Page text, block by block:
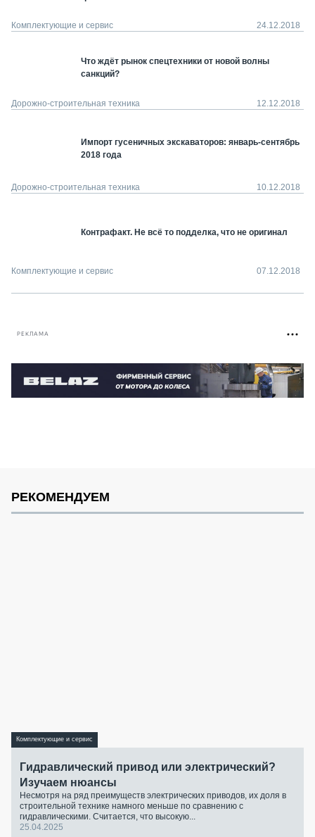
РЕКЛАМА
Комплектующие и сервис 24.12.2018
Что ждёт рынок спецтехники от новой волны
санкций?
Дорожно-строительная техника 12.12.2018
Импорт гусеничных экскаваторов: январь-сентябрь
2018 года
Дорожно-строительная техника 10.12.2018
Контрафакт. Не всё то подделка, что не оригинал
Комплектующие и сервис 07.12.2018
РЕКОМЕНДУЕМ
Комплектующие и сервис
Гидравлический привод или электрический?
Изучаем нюансы
Несмотря на ряд преимуществ электрических приводов, их доля в
строительной технике намного меньше по сравнению с
гидравлическими. Считается, что высокую...
25.04.2025